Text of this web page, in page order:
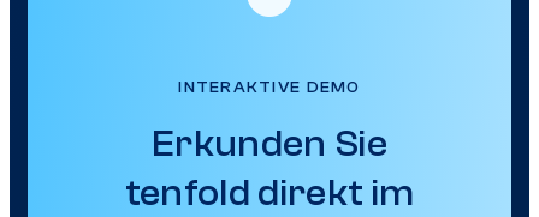
INTERAKTIVE DEMO
Erkunden Sie
tenfold direkt im